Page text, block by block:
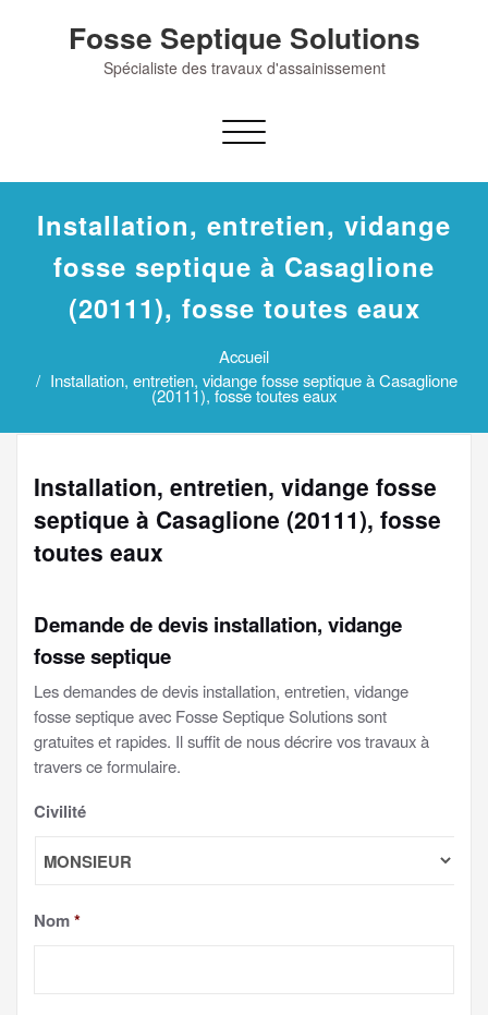
Fosse Septique Solutions
Spécialiste des travaux d'assainissement
Afficher/masquer
navigation
Installation, entretien, vidange
fosse septique à Casaglione
(20111), fosse toutes eaux
Accueil
Installation, entretien, vidange fosse septique à Casaglione
(20111), fosse toutes eaux
Installation, entretien, vidange fosse
septique à Casaglione (20111), fosse
toutes eaux
Demande de devis installation, vidange
fosse septique
Les demandes de devis installation, entretien, vidange
fosse septique avec Fosse Septique Solutions sont
gratuites et rapides. Il suffit de nous décrire vos travaux à
travers ce formulaire.
Civilité
Nom*